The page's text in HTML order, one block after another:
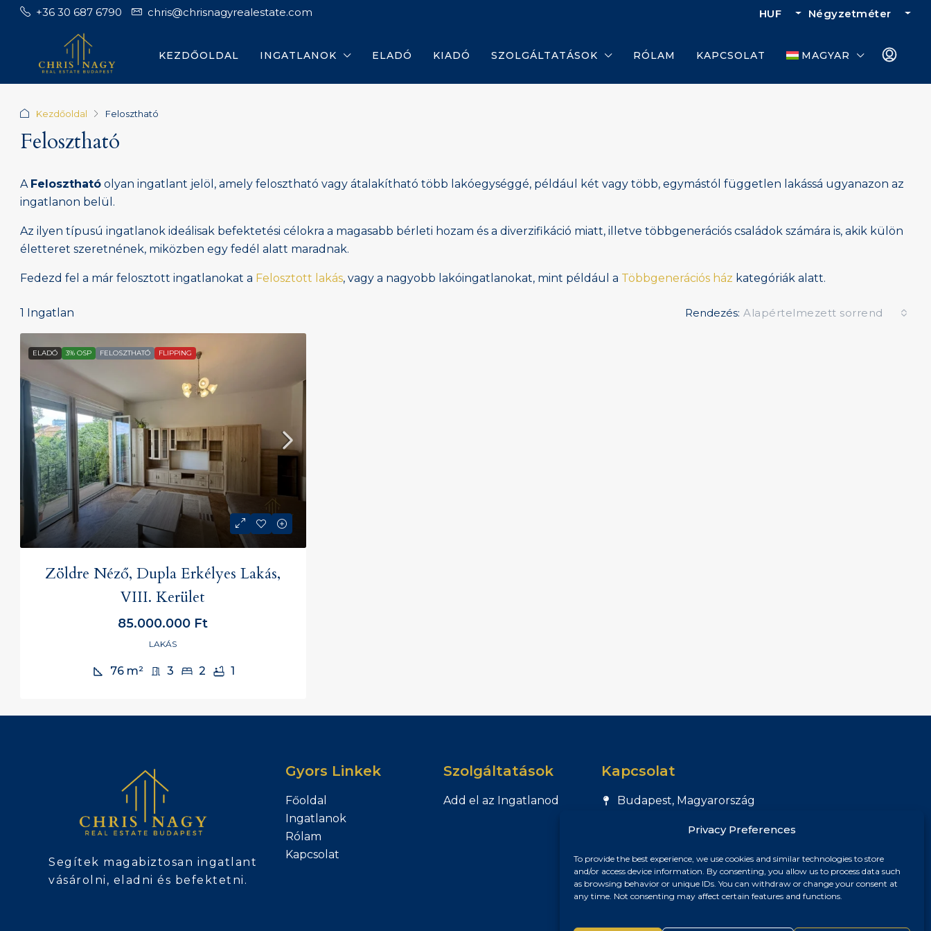
Privacy Preferences
To provide the best experience, we use cookies and similar technologies to store
and/or access device information. By consenting, you allow us to process data such
as browsing behavior or unique IDs. You can withdraw or change your consent at
any time. Not consenting may affect certain features and functions.
+36 30 687 6790 chris@chrisnagyrealestate.com HUF Négyzetméter
KEZDŐOLDAL INGATLANOK ELADÓ KIADÓ SZOLGÁLTATÁSOK RÓLAM KAPCSOLAT MAGYAR
Kezdőoldal Felosztható
Felosztható
A Felosztható olyan ingatlant jelöl, amely felosztható vagy átalakítható több lakóegységgé, például két vagy több, egymástól független lakássá ugyanazon az
ingatlanon belül.
Az ilyen típusú ingatlanok ideálisak befektetési célokra a magasabb bérleti hozam és a diverzifikáció miatt, illetve többgenerációs családok számára is, akik külön
életteret szeretnének, miközben egy fedél alatt maradnak.
Fedezd fel a már felosztott ingatlanokat a Felosztott lakás, vagy a nagyobb lakóingatlanokat, mint például a Többgenerációs ház kategóriák alatt.
1 Ingatlan Rendezés: Alapértelmezett sorrend
ELADÓ 3% OSP FELOSZTHATÓ FLIPPING
Zöldre Néző, Dupla Erkélyes Lakás,
VIII. Kerület
85.000.000 Ft
LAKÁS
76 m² 3 2 1
Segítek magabiztosan ingatlant
vásárolni, eladni és befektetni.
Gyors Linkek
Főoldal
Ingatlanok
Rólam
Kapcsolat
Szolgáltatások
Add el az Ingatlanod
Kapcsolat
Budapest, Magyarország
chris@chrisnagyrealestate.com